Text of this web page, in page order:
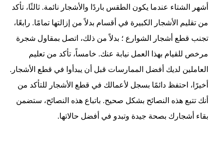
أشهر الشتاء عندما يكون الطقس باردًا والأشجار نائمة. ثالثًا، تأكد
من تقليم الأشجار الكبيرة في أقسام بدلاً من إزالتها تمامًا. رابعًا،
تجنب قطع أشجار الشوارع ؛ بدلاً من ذلك، اتصل بمقاول شجرة
مرخص للقيام بهذا العمل نيابة عنك. خامساً، تأكد من تعليم
العاملين لديك أفضل الممارسات قبل أن يبدأوا في قطع الأشجار.
أخيرًا، احتفظ دائمًا بسجل لأعمالك في قطع الأشجار للتأكد من
أنك تتبع هذه النصائح بشكل صحيح. باتباع هذه النصائح، ستضمن
بقاء أشجارك بصحة جيدة وتبدو في أفضل حالاتها.